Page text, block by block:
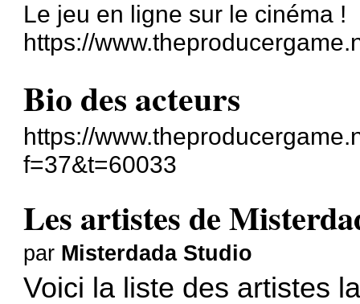
Le jeu en ligne sur le cinéma !
https://
Bio des acteurs
https://
f=37&t=60033
Les artistes de
par Misterdada Studio
Voici la liste des artistes